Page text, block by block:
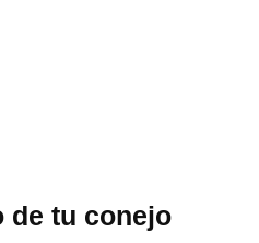
de tu conejo